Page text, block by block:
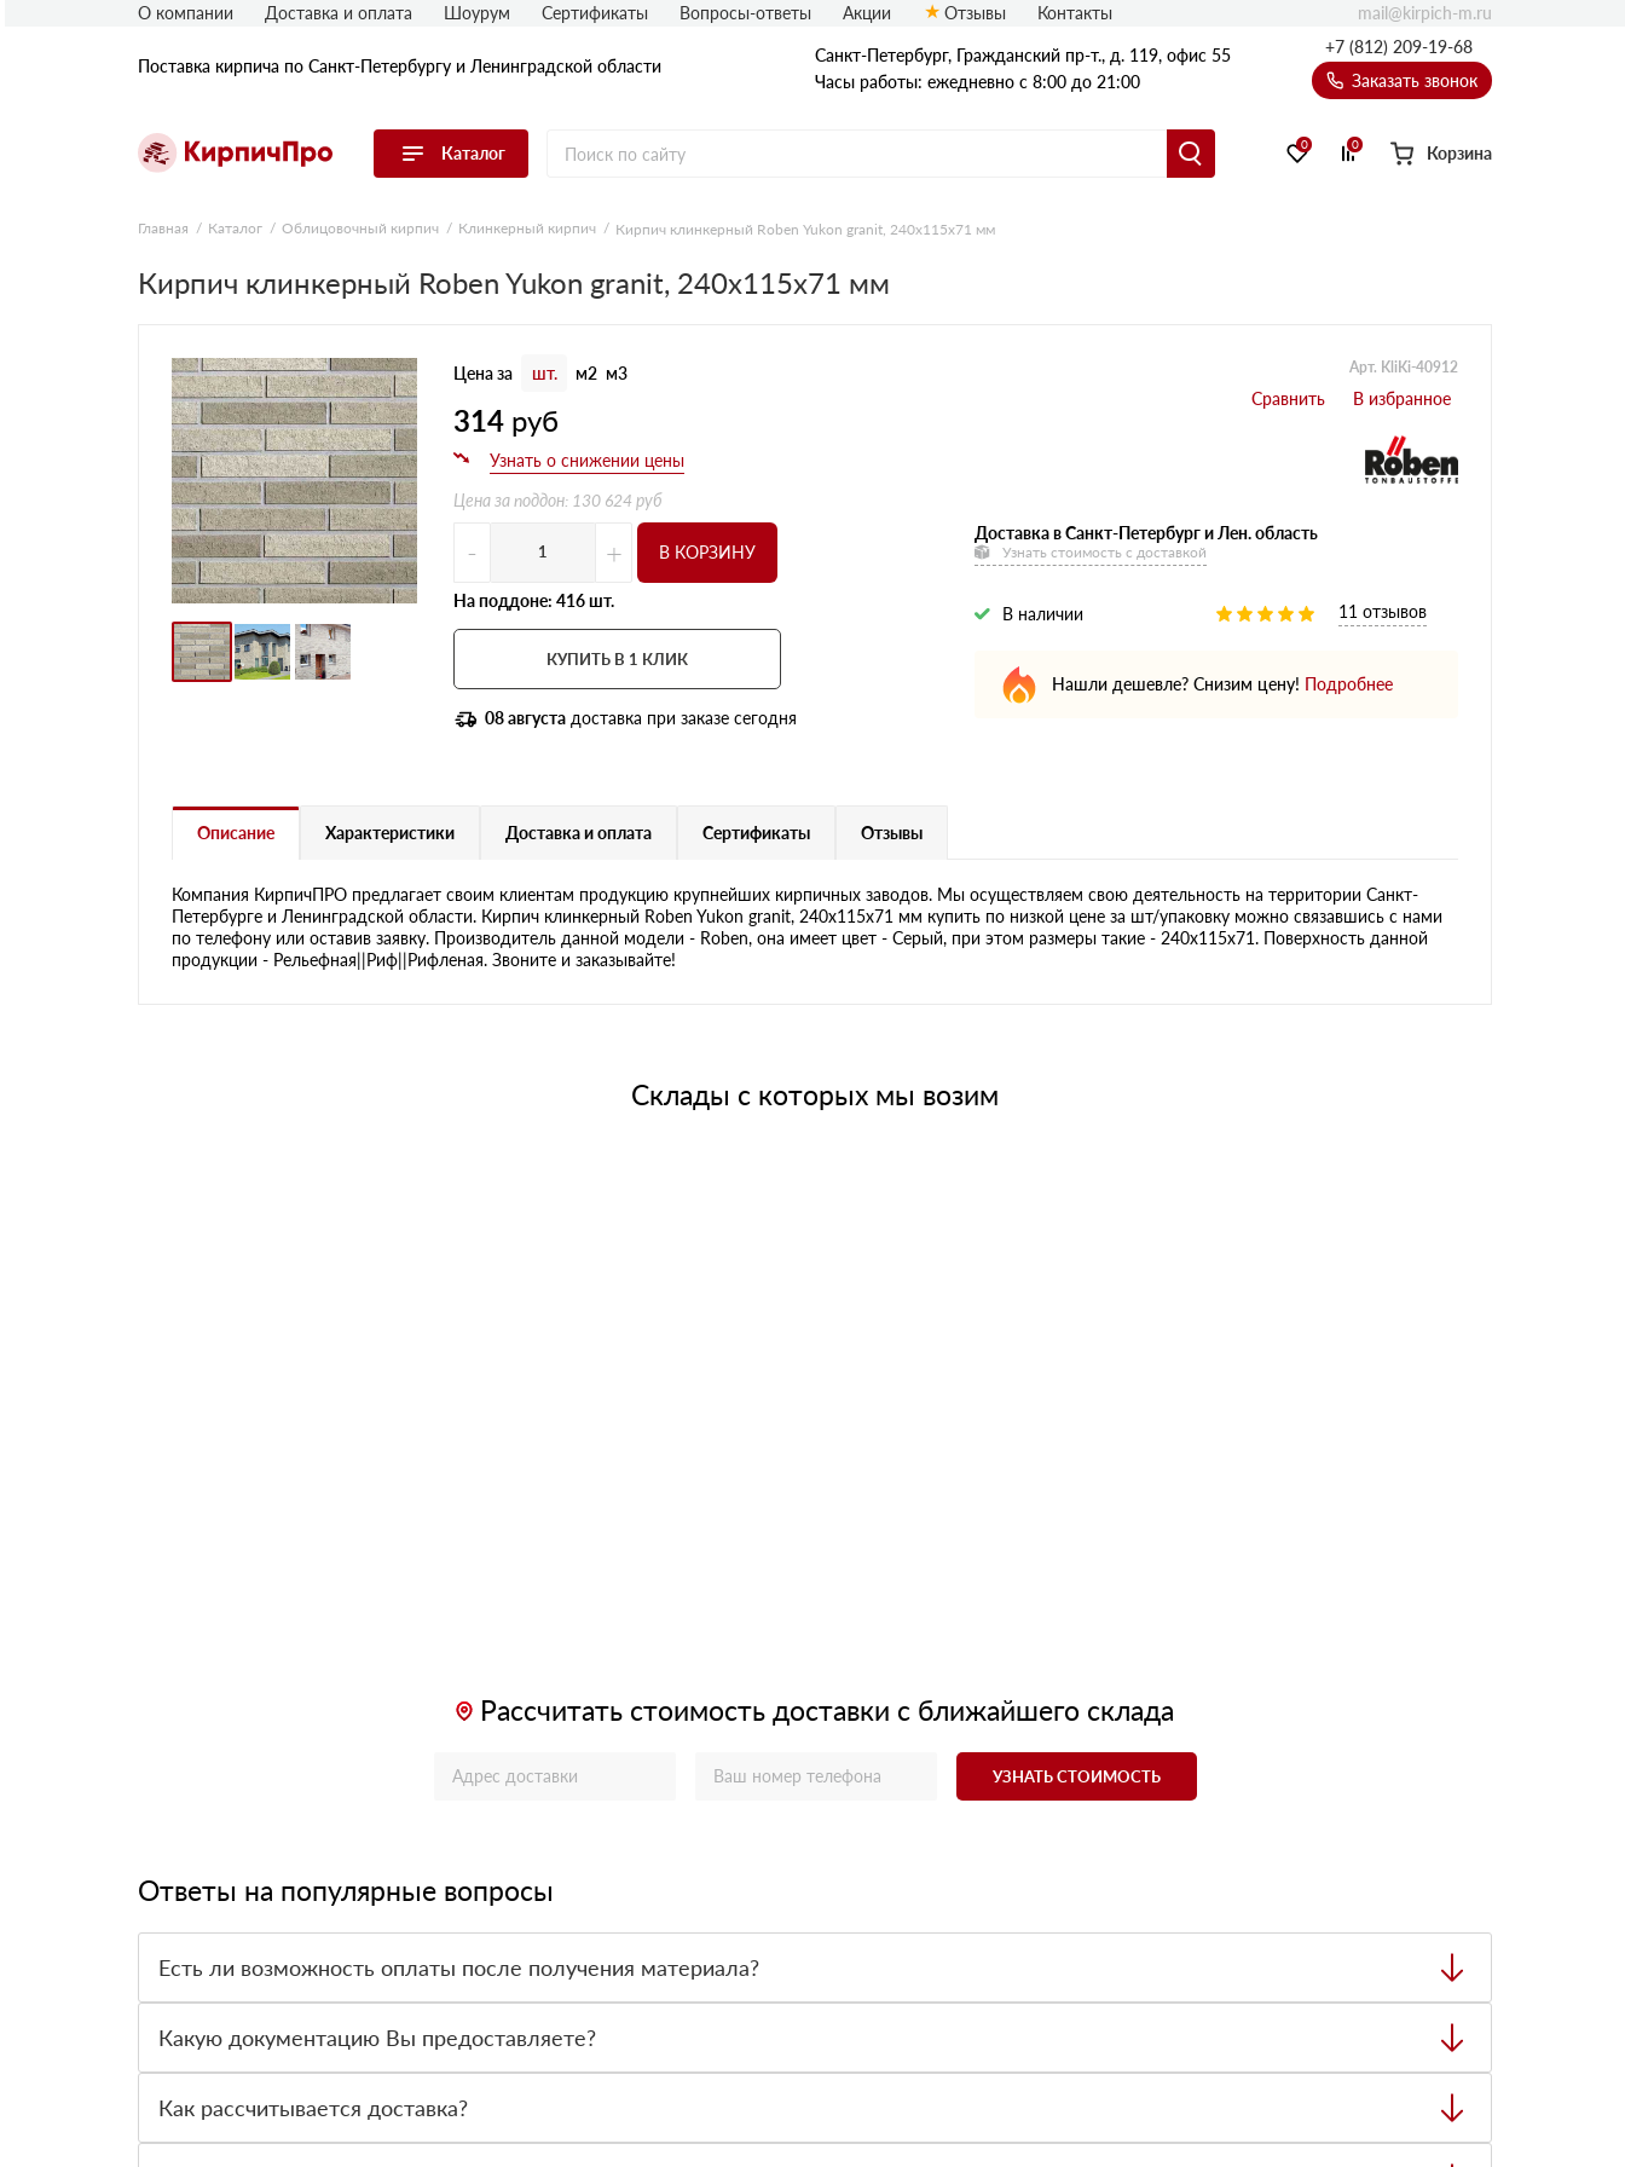
Поставка кирпича по Санкт-Петербургу и Ленинградской области
Санкт-Петербург, Граждaнский пр-т., д. 119, офис 55
Часы работы: ежедневно с 8:00 до 21:00
+7 (812) 209-19-68
Заказать звонок
Каталог
Перейти в каталог
Строительный (рядовой) кирпич
блок
Фасадная плитка, камень, декор
Печной кирпич
Брусчатка и мощение
Кладочные смеси
Рядовой кирпич
Полнотелый
0 0 Корзина
О компании Доставка и оплата Шоурум Сертификаты Вопросы-ответы Акции Отзывы Контакты mail@kirpich-m.ru
Главная Каталог Облицовочный кирпич Клинкерный кирпич Кирпич клинкерный Roben Yukon granit, 240х115х71 мм
Кирпич клинкерный Roben Yukon granit, 240х115х71 мм
Цена за шт. м2 м3
314 руб
Цена за поддон: 130 624 руб
Арт. KliKi-40912
- + В КОРЗИНУ
На поддоне: 416 шт.
КУПИТЬ В 1 КЛИК
08 августа доставка при заказе сегодня
Доставка в Санкт-Петербург и Лен. область
Узнать стоимость с доставкой
В наличии 11 отзывов
Нашли дешевле? Снизим цену! Подробнее
Описание Характеристики Доставка и оплата Сертификаты Отзывы
Компания КирпичПРО предлагает своим клиентам продукцию крупнейших кирпичных заводов. Мы осуществляем свою деятельность на территории Санкт-
Петербурге и Ленинградской области. Кирпич клинкерный Roben Yukon granit, 240х115х71 мм купить по низкой цене за шт/упаковку можно связавшись с нами
по телефону или оставив заявку. Производитель данной модели - Roben, она имеет цвет - Серый, при этом размеры такие - 240х115х71. Поверхность данной
продукции - Рельефная||Риф||Рифленая. Звоните и заказывайте!
Склады с которых мы возим
Рассчитать стоимость доставки с ближайшего склада
УЗНАТЬ СТОИМОСТЬ
Ответы на популярные вопросы
Есть ли возможность оплаты после получения материала?
вправе от него отказаться.
Какую документацию Вы предоставляете?
Как рассчитывается доставка?